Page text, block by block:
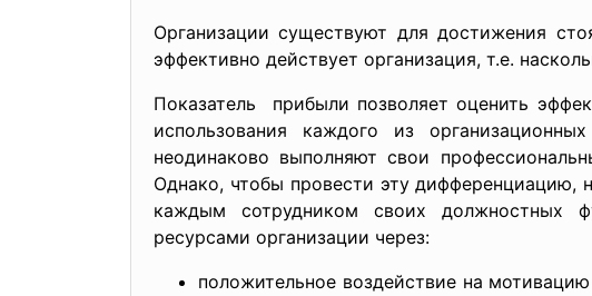
Организации существуют для достижения
эффективно действует организация, т.е.
Показатель прибыли позволяет оценить
использования каждого из
неодинаково выполняют свои
Однако, чтобы провести эту дифференциацию,
каждым сотрудником своих должностных
ресурсами организации через:
положительное воздействие на